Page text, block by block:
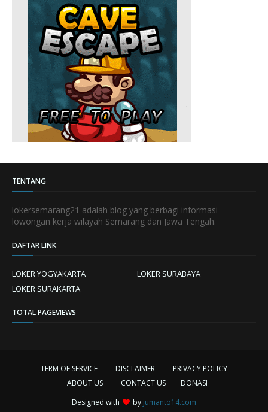
TENTANG
lokersemarang21 adalah blog yang berbagi informasi
lowongan kerja wilayah Semarang dan Jawa Tengah.
DAFTAR LINK
LOKER YOGYAKARTA
LOKER SURABAYA
LOKER SURAKARTA
TOTAL PAGEVIEWS
TERM OF SERVICE DISCLAIMER
PRIVACY POLICY
ABOUT US
CONTACT US
DONASI
Designed with
by jumanto14.com